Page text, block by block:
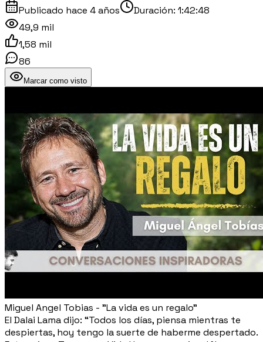
Publicado hace 4 años Duración: 1:42:48
49,9 mil
1,58 mil
86
Marcar como visto
Miguel Angel Tobias - "La vida es un regalo"
El Dalai Lama dijo: “Todos los días, piensa mientras te
despiertas, hoy tengo la suerte de haberme despertado.